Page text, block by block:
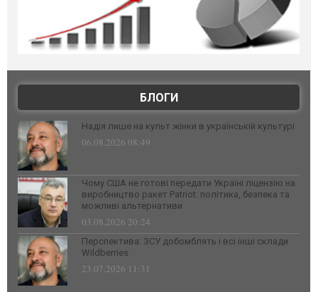
БЛОГИ
Надія лише на культ жінки в українській культурі
06.08.2026 08:49
Чому США не готові передати Україні ліцензію на
виробництво ракет Patriot: політика, безпека та
можливі альтернативи
03.08.2026 20:24
Перспектива: ЗСУ добомблять і всі інші склади
Wildberries
23.07.2026 11:31